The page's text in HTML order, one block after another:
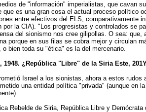
de "información" imperialistas, que cavan
es una gran cosa el actual proceso político
entre efectivos del ELS, comparativamente
la CIA). "Los progresistas y controlados se
del sionismo nos cree gilipollas. O sea:
porque en sus filas se cobra mejor y circulan
bien toda su "ética" es la del mercenario.
1948. ¿República "Libre" de la Siria Este,
Israel a los sionistas, ahora a estos
una entidad política "privada" (aunque en
Rebelde de Siria, República Libre y